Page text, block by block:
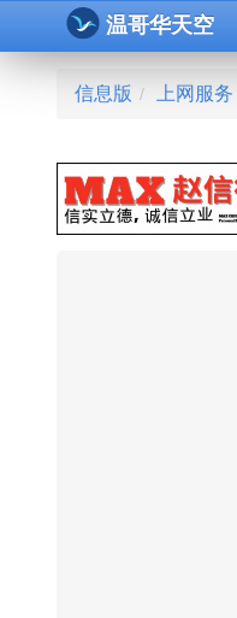
温哥华天空
信息版 / 上网服务